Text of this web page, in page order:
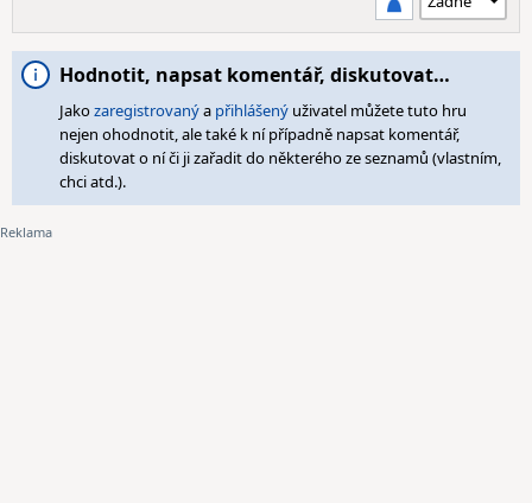
Hodnotit, napsat komentář, diskutovat…
Jakozaregistrovanýa přihlášený uživatel můžete tuto hru
nejen ohodnotit, ale také k ní případně napsat komentář,
diskutovat o ní či ji zařadit do některého ze seznamů (vlastním,
chci atd.).